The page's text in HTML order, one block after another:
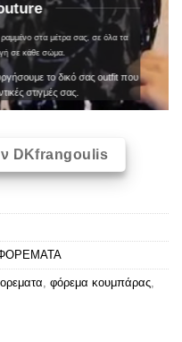
στα μέτρα σας, σε όλα τα
σε κάθε σώμα.
το δικό σας outfit που
στιγμές σας.
DKfrangoulis
φόρεμα κουμπάρας